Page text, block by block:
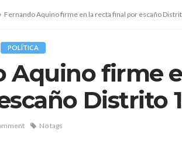
Fernando Aquino firme en la recta final por escaño
POLÍTICA
Aquino firme
Distrito
No tags